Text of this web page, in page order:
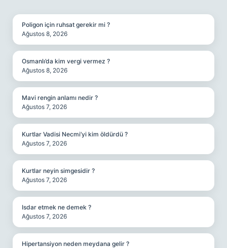
Poligon için ruhsat gerekir mi ?
Ağustos 8, 2026
Osmanlı’da kim vergi vermez ?
Ağustos 8, 2026
Mavi rengin anlamı nedir ?
Ağustos 7, 2026
Kurtlar Vadisi Necmi’yi kim öldürdü ?
Ağustos 7, 2026
Kurtlar neyin simgesidir ?
Ağustos 7, 2026
Isdar etmek ne demek ?
Ağustos 7, 2026
Hipertansiyon neden meydana gelir ?